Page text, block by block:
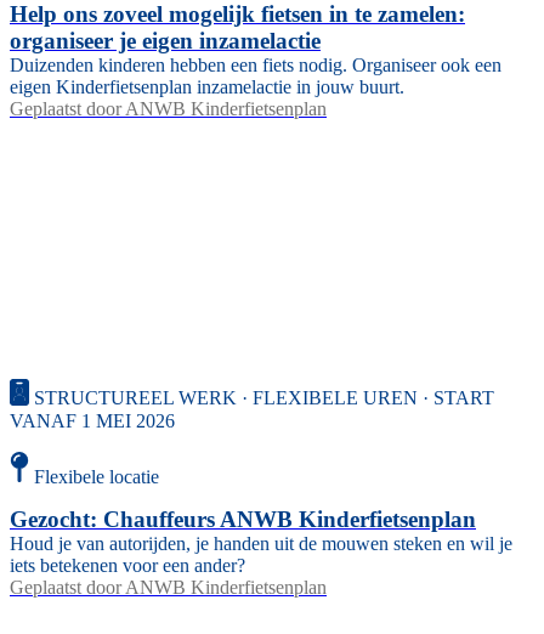
Help ons zoveel mogelijk fietsen in te zamelen:
organiseer je eigen inzamelactie
Duizenden kinderen hebben een fiets nodig. Organiseer ook een
eigen Kinderfietsenplan inzamelactie in jouw buurt.
Geplaatst doorANWB Kinderfietsenplan
STRUCTUREEL WERK · FLEXIBELE UREN · START
VANAF 1 MEI 2026
Flexibele locatie
Gezocht: Chauffeurs ANWB Kinderfietsenplan
Houd je van autorijden, je handen uit de mouwen steken en wil je
iets betekenen voor een ander?
Geplaatst door ANWB Kinderfietsenplan